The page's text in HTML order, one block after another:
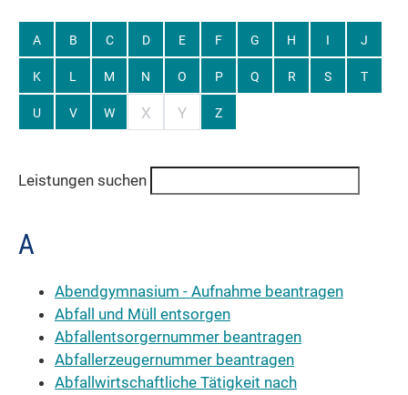
A B C D E F G H I J
K L M N O P Q R S T
U V W X Y Z
Leistungen suchen
A
Abendgymnasium - Aufnahme beantragen
Abfall und Müll entsorgen
Abfallentsorgernummer beantragen
Abfallerzeugernummer beantragen
Abfallwirtschaftliche Tätigkeit nach